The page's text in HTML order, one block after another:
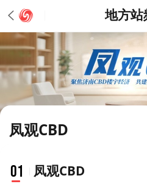
地方站
凤观CBD
01 凤观CBD